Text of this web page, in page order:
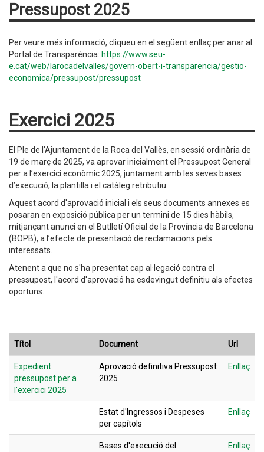
Pressupost 2025
Per veure més informació, cliqueu en el següent enllaç per anar al
Portal de Transparència: https://www.seu-
e.cat/web/larocadelvalles/govern-obert-i-transparencia/gestio-
economica/pressupost/pressupost
Exercici 2025
El Ple de l’Ajuntament de la Roca del Vallès, en sessió ordinària de
19 de març de 2025, va aprovar inicialment el Pressupost General
per a l’exercici econòmic 2025, juntament amb les seves bases
d’execució, la plantilla i el catàleg retributiu.
Aquest acord d'aprovació inicial i els seus documents annexes es
posaran en exposició pública per un termini de 15 dies hàbils,
mitjançant anunci en el Butlletí Oficial de la Província de Barcelona
(BOPB), a l’efecte de presentació de reclamacions pels
interessats.
Atenent a que no s'ha presentat cap al·legació contra el
pressupost, l'acord d'aprovació ha esdevingut definitiu als efectes
oportuns.
Títol Document Url
Expedient
pressupost per a
l'exercici 2025
Aprovació definitiva Pressupost
2025
Enllaç
Estat d'Ingressos i Despeses
per capítols
Enllaç
Bases d'execució del
Enllaç